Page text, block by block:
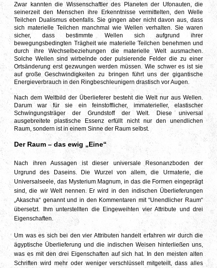
Zwar kannten die Wissenschaftler des Planeten der Ufonauten, die
seinerzeit den Menschen ihre Erkenntnisse vermittelten, den Welle
Teilchen Dualismus ebenfalls. Sie gingen aber nicht davon aus, dass
sich materielle Teilchen manchmal wie Wellen verhalten. Sie waren
sicher, dass bestimmte Wellen sich aufgrund ihrer
bewegungsbedingten Trägheit wie materielle Teilchen benehmen und
durch ihre Wechselbeziehungen die materielle Welt ausmachen.
Solche Wellen sind wirbelnde oder pulsierende Felder die zu einer
Ortsänderung erst gezwungen werden müssen. Wie schwer es ist sie
auf große Geschwindigkeiten zu bringen führt uns der gigantische
Energieverbrauch in den Ringbeschleunigern drastisch vor Augen.
Nach dem Weltbild der Überlieferer besteht die Welt nur aus Wellen.
Darum war für sie ein feinstofflicher, immaterieller, elastischer
Schwingungsträger der Grundstoff der Welt. Diese universal
ausgebreitete plastische Essenz erfüllt nicht nur den unendlichen
Raum, sondern ist in einem Sinne der Raum selbst.
Der Raum – das ewig „Eine“
Nach ihren Aussagen ist dieser universale Resonanzboden der
Urgrund des Daseins. Die Wurzel von allem, die Urmaterie, die
Universalseele, das Mysterium Magnum, in das die Formen eingeprägt
sind, die wir Welt nennen. Er wird in den indischen Überlieferungen
„Akascha“ genannt und in den Kommentaren mit “Unendlicher Raum“
übersetzt. Ihm unterstellten die Eingeweihten vier Attribute und drei
Eigenschaften.
Um was es sich bei den vier Attributen handelt erfahren wir durch die
ägyptische Überlieferung und die indischen Weisen hinterließen uns,
was es mit den drei Eigenschaften auf sich hat. In den meisten alten
Schriften wird mehr oder weniger verschlüsselt mitgeteilt, dass alles